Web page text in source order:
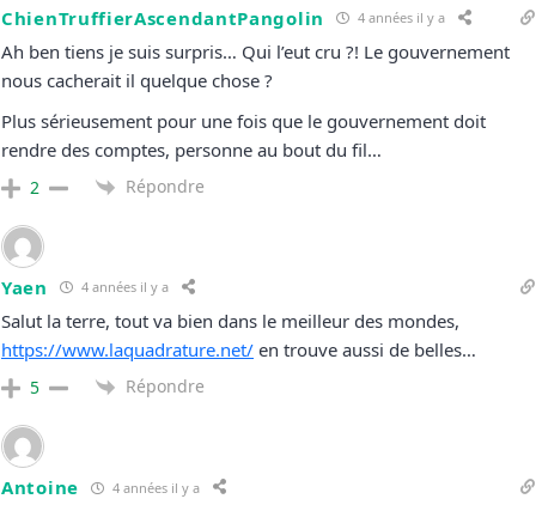
ChienTruffierAscendantPangolin 4 années il y a
Ah ben tiens je suis surpris… Qui l’eut cru ?! Le gouvernement
nous cacherait il quelque chose ?
Plus sérieusement pour une fois que le gouvernement doit
rendre des comptes, personne au bout du fil…
2 Répondre
Yaen 4 années il y a
Salut la terre, tout va bien dans le meilleur des mondes,
https://www.laquadrature.net/ en trouve aussi de belles…
5 Répondre
Antoine 4 années il y a